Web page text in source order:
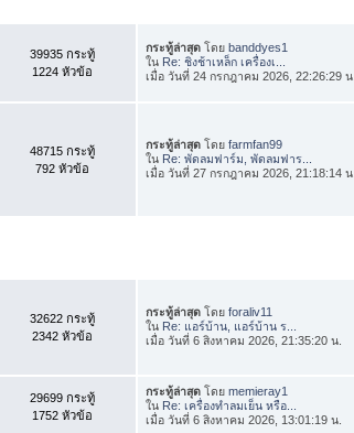
39935 กระทู้
1224 หัวข้อ
กระทู้ล่าสุด โดยbanddyes1
ใน Re: ชิงช้าเหล็ก เครื่องเ...
เมื่อ วันที่ 24 กรกฎาคม 2026, 22:26:29 น.
48715 กระทู้
792 หัวข้อ
กระทู้ล่าสุด โดยfarmfan99
ใน Re: พัดลมฟาร์ม, พัดลมฟาร...
เมื่อ วันที่ 27 กรกฎาคม 2026, 21:18:14 น.
32622 กระทู้
2342 หัวข้อ
กระทู้ล่าสุด โดยforaliv11
ใน Re: แอร์บ้าน, แอร์บ้าน ร...
เมื่อ วันที่ 6 สิงหาคม 2026, 21:35:20 น.
29699 กระทู้
1752 หัวข้อ
กระทู้ล่าสุด โดยmemieray1
ใน Re: เครื่องทำลมเย็น หรือ...
เมื่อ วันที่ 6 สิงหาคม 2026, 13:01:19 น.